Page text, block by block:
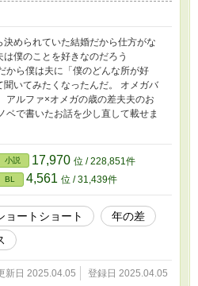
編として完結した作品ですが、既存
決められていた結婚だから仕方がな
は僕のことを好きなのだろう
ら僕は夫に「僕のどんな所が好
聞いてみたくなったんだ。 オメガバ
アルファ×オメガの歳の差夫夫のお
ベで書いたお話を少し直して載せま
小説 17,970 位 / 228,851件
BL 4,561 位 / 31,439件
ョートショート
年の差
新日 2025.04.05 登録日 2025.04.05